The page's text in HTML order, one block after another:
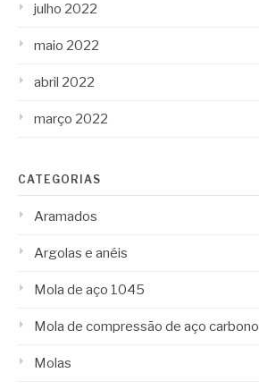
julho 2022
maio 2022
abril 2022
março 2022
CATEGORIAS
Aramados
Argolas e anéis
Mola de aço 1045
Mola de compressão de aço carbono
Molas